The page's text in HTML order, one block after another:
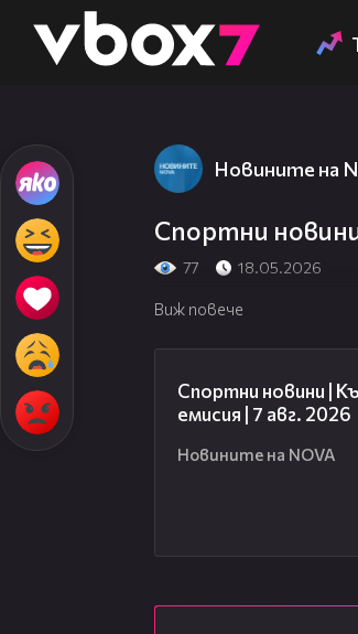
👾
Новините на
Спортни
77 18.05.2026
Виж повече
Спортни новини |
емисия | 7 авг. 2026
Новините на NOVA